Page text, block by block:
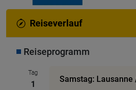
Reiseverlauf
Reiseprogramm
Tag
1
Samstag: Lausanne